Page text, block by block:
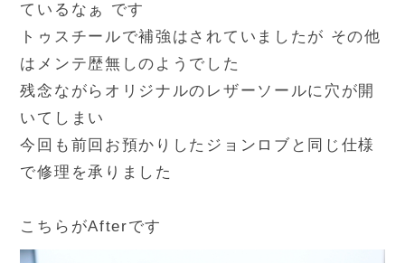
ているなぁ です
トゥスチールで補強はされていましたが その他
はメンテ歴無しのようでした
残念ながらオリジナルのレザーソールに穴が開
いてしまい
今回も前回お預かりしたジョンロブと同じ仕様
で修理を承りました
こちらがAfterです